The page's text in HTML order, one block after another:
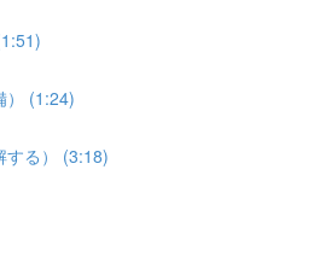
） (1:24)
る） (3:18)